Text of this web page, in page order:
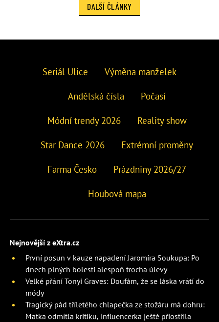
DALŠÍ ČLÁNKY
Seriál Ulice Výměna manželek
Andělská čísla Počasí
Módní trendy 2026 Reality show
Star Dance 2026 Extrémní proměny
Farma Česko Prázdniny 2026/27
Houbová mapa
Nejnovější z eXtra.cz
První posun v kauze napadení Jaromíra Soukupa: Po
dnech plných bolesti alespoň trocha úlevy
Velké přání Tonyi Graves: Doufám, že se láska vrátí do
módy
Tragický pád tříletého chlapečka ze stožáru má dohru:
Matka odmítla kritiku, influencerka ještě přiostřila